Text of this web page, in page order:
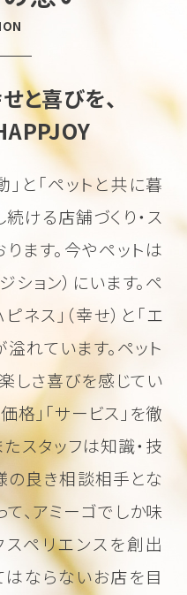
と喜びを、
と「ペットと共に暮
ける店舗づくり・ス
ます。 今やペットは
ション）にいます。ペ
ネス」（幸せ）と「エ
溢れています。ペット
しさ喜びを感じてい
価格」「サービス」を徹
スタッフは知識・技
の良き相談相手とな
て、アミーゴでしか味
スペリエンスを創出
はならないお店を目